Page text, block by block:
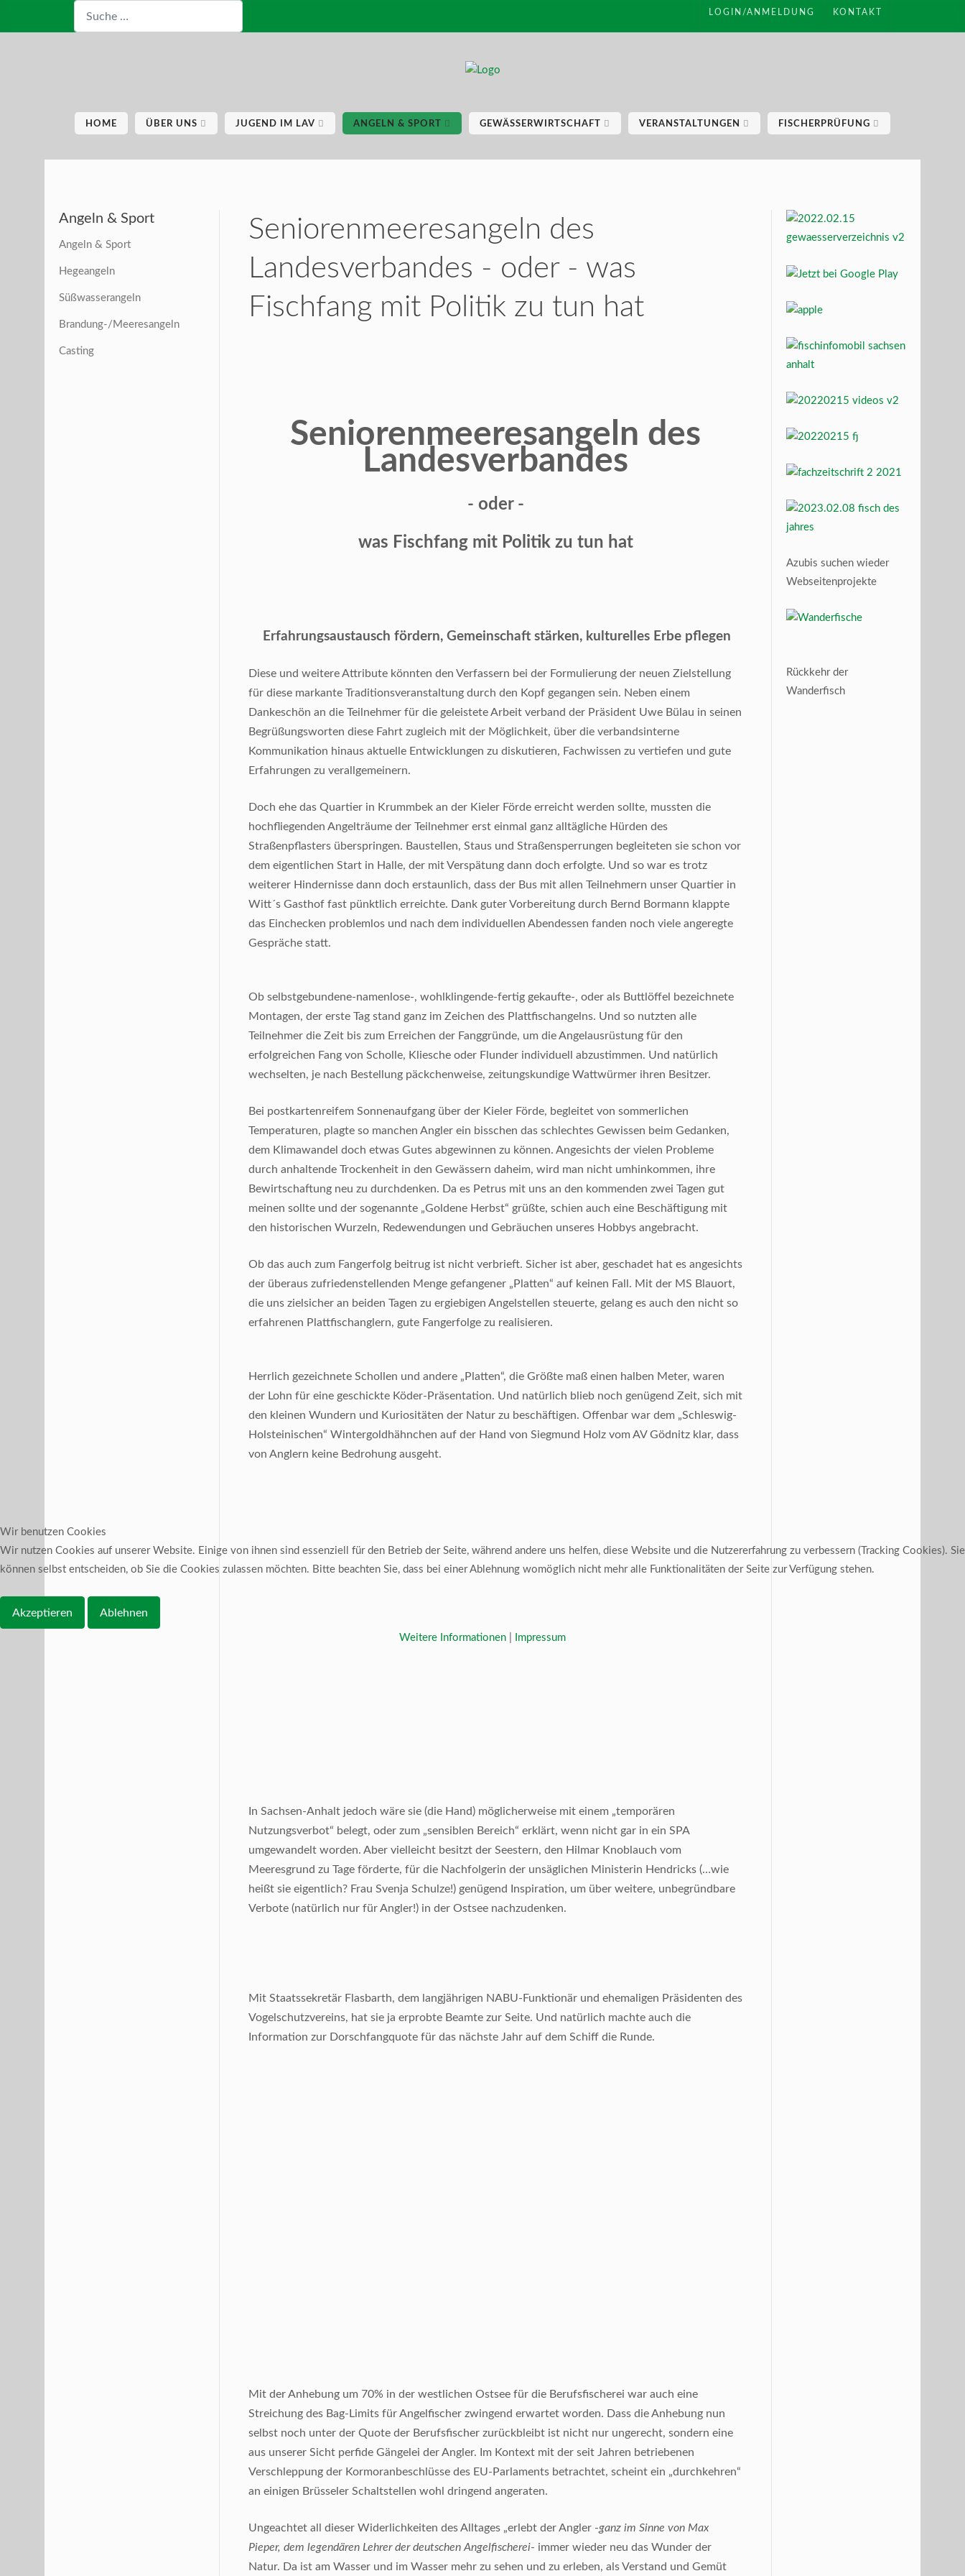
LOGIN/ANMELDUNG KONTAKT
HOME ÜBER UNS JUGEND IM LAV ANGELN & SPORT GEWÄSSERWIRTSCHAFT VERANSTALTUNGEN FISCHERPRÜFUNG
Angeln & Sport
Angeln & Sport
Hegeangeln
Süßwasserangeln
Brandung-/Meeresangeln
Casting
Azubis suchen wieder
Webseitenprojekte
Rückkehr der
Wanderfisch
Seniorenmeeresangeln des
Landesverbandes - oder - was
Fischfang mit Politik zu tun hat
Seniorenmeeresangeln des
Landesverbandes
- oder -
was Fischfang mit Politik zu tun hat
Erfahrungsaustausch fördern, Gemeinschaft stärken, kulturelles Erbe pflegen
Diese und weitere Attribute könnten den Verfassern bei der Formulierung der neuen Zielstellung
für diese markante Traditionsveranstaltung durch den Kopf gegangen sein. Neben einem
Dankeschön an die Teilnehmer für die geleistete Arbeit verband der Präsident Uwe Bülau in seinen
Begrüßungsworten diese Fahrt zugleich mit der Möglichkeit, über die verbandsinterne
Kommunikation hinaus aktuelle Entwicklungen zu diskutieren, Fachwissen zu vertiefen und gute
Erfahrungen zu verallgemeinern.
Doch ehe das Quartier in Krummbek an der Kieler Förde erreicht werden sollte, mussten die
hochfliegenden Angelträume der Teilnehmer erst einmal ganz alltägliche Hürden des
Straßenpflasters überspringen. Baustellen, Staus und Straßensperrungen begleiteten sie schon vor
dem eigentlichen Start in Halle, der mit Verspätung dann doch erfolgte. Und so war es trotz
weiterer Hindernisse dann doch erstaunlich, dass der Bus mit allen Teilnehmern unser Quartier in
Witt´s Gasthof fast pünktlich erreichte. Dank guter Vorbereitung durch Bernd Bormann klappte
das Einchecken problemlos und nach dem individuellen Abendessen fanden noch viele angeregte
Gespräche statt.
Ob selbstgebundene-namenlose-, wohlklingende-fertig gekaufte-, oder als Buttlöffel bezeichnete
Montagen, der erste Tag stand ganz im Zeichen des Plattfischangelns. Und so nutzten alle
Teilnehmer die Zeit bis zum Erreichen der Fanggründe, um die Angelausrüstung für den
erfolgreichen Fang von Scholle, Kliesche oder Flunder individuell abzustimmen. Und natürlich
wechselten, je nach Bestellung päckchenweise, zeitungskundige Wattwürmer ihren Besitzer.
Bei postkartenreifem Sonnenaufgang über der Kieler Förde, begleitet von sommerlichen
Temperaturen, plagte so manchen Angler ein bisschen das schlechtes Gewissen beim Gedanken,
dem Klimawandel doch etwas Gutes abgewinnen zu können. Angesichts der vielen Probleme
durch anhaltende Trockenheit in den Gewässern daheim, wird man nicht umhinkommen, ihre
Bewirtschaftung neu zu durchdenken. Da es Petrus mit uns an den kommenden zwei Tagen gut
meinen sollte und der sogenannte „Goldene Herbst“ grüßte, schien auch eine Beschäftigung mit
den historischen Wurzeln, Redewendungen und Gebräuchen unseres Hobbys angebracht.
Ob das auch zum Fangerfolg beitrug ist nicht verbrieft. Sicher ist aber, geschadet hat es angesichts
der überaus zufriedenstellenden Menge gefangener „Platten“ auf keinen Fall. Mit der MS Blauort,
die uns zielsicher an beiden Tagen zu ergiebigen Angelstellen steuerte, gelang es auch den nicht so
erfahrenen Plattfischanglern, gute Fangerfolge zu realisieren.
Herrlich gezeichnete Schollen und andere „Platten“, die Größte maß einen halben Meter, waren
der Lohn für eine geschickte Köder-Präsentation. Und natürlich blieb noch genügend Zeit, sich mit
den kleinen Wundern und Kuriositäten der Natur zu beschäftigen. Offenbar war dem „Schleswig-
Holsteinischen“ Wintergoldhähnchen auf der Hand von Siegmund Holz vom AV Gödnitz klar, dass
von Anglern keine Bedrohung ausgeht.
In Sachsen-Anhalt jedoch wäre sie (die Hand) möglicherweise mit einem „temporären
Nutzungsverbot“ belegt, oder zum „sensiblen Bereich“ erklärt, wenn nicht gar in ein SPA
umgewandelt worden. Aber vielleicht besitzt der Seestern, den Hilmar Knoblauch vom
Meeresgrund zu Tage förderte, für die Nachfolgerin der unsäglichen Ministerin Hendricks (…wie
heißt sie eigentlich? Frau Svenja Schulze!) genügend Inspiration, um über weitere, unbegründbare
Verbote (natürlich nur für Angler!) in der Ostsee nachzudenken.
Mit Staatssekretär Flasbarth, dem langjährigen NABU-Funktionär und ehemaligen Präsidenten des
Vogelschutzvereins, hat sie ja erprobte Beamte zur Seite. Und natürlich machte auch die
Information zur Dorschfangquote für das nächste Jahr auf dem Schiff die Runde.
Mit der Anhebung um 70% in der westlichen Ostsee für die Berufsfischerei war auch eine
Streichung des Bag-Limits für Angelfischer zwingend erwartet worden. Dass die Anhebung nun
selbst noch unter der Quote der Berufsfischer zurückbleibt ist nicht nur ungerecht, sondern eine
aus unserer Sicht perfide Gängelei der Angler. Im Kontext mit der seit Jahren betriebenen
Verschleppung der Kormoranbeschlüsse des EU-Parlaments betrachtet, scheint ein „durchkehren“
an einigen Brüsseler Schaltstellen wohl dringend angeraten.
Ungeachtet all dieser Widerlichkeiten des Alltages „erlebt der Angler -ganz im Sinne von Max
Pieper, dem legendären Lehrer der deutschen Angelfischerei- immer wieder neu das Wunder der
Natur. Da ist am Wasser und im Wasser mehr zu sehen und zu erleben, als Verstand und Gemüt
Wir benutzen Cookies
Wir nutzen Cookies auf unserer Website. Einige von ihnen sind essenziell für den Betrieb der Seite, während andere uns helfen, diese Website und die Nutzererfahrung zu verbessern (Tracking Cookies). Sie
können selbst entscheiden, ob Sie die Cookies zulassen möchten. Bitte beachten Sie, dass bei einer Ablehnung womöglich nicht mehr alle Funktionalitäten der Seite zur Verfügung stehen.
Akzeptieren Ablehnen
Weitere Informationen Impressum